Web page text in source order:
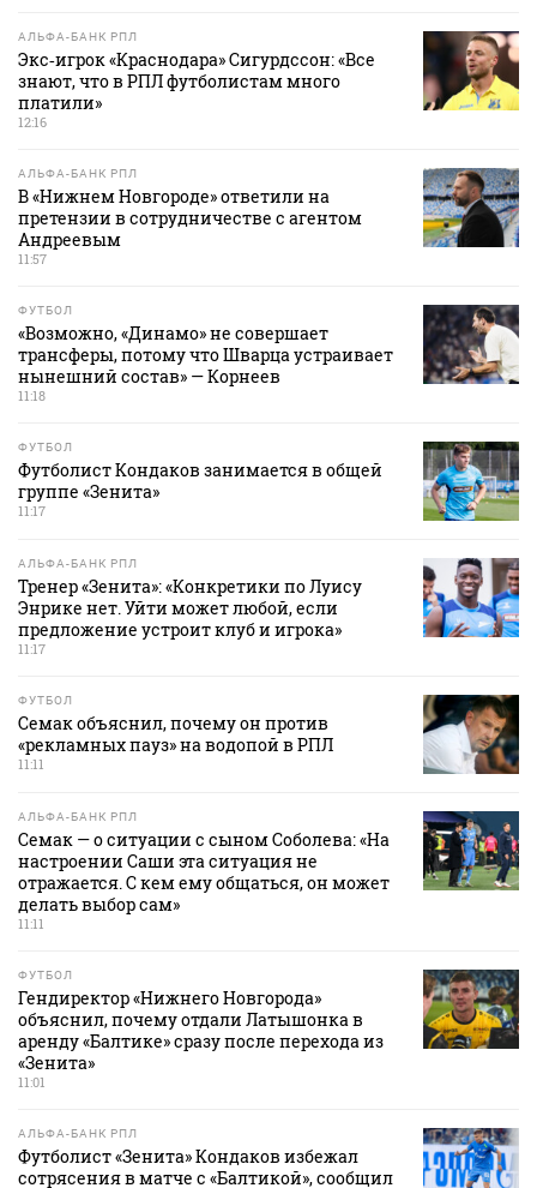
АЛЬФА-БАНК РПЛ
Экс‑игрок «Краснодара» Сигурдссон: «Все
знают, что в РПЛ футболистам много
платили»
12:16
АЛЬФА-БАНК РПЛ
В «Нижнем Новгороде» ответили на
претензии в сотрудничестве с агентом
Андреевым
11:57
ФУТБОЛ
«Возможно, «Динамо» не совершает
трансферы, потому что Шварца устраивает
нынешний состав» — Корнеев
11:18
ФУТБОЛ
Футболист Кондаков занимается в общей
группе «Зенита»
11:17
АЛЬФА-БАНК РПЛ
Тренер «Зенита»: «Конкретики по Луису
Энрике нет. Уйти может любой, если
предложение устроит клуб и игрока»
11:17
ФУТБОЛ
Семак объяснил, почему он против
«рекламных пауз» на водопой в РПЛ
11:11
АЛЬФА-БАНК РПЛ
Семак — о ситуации с сыном Соболева: «На
настроении Саши эта ситуация не
отражается. С кем ему общаться, он может
делать выбор сам»
11:11
ФУТБОЛ
Гендиректор «Нижнего Новгорода»
объяснил, почему отдали Латышонка в
аренду «Балтике» сразу после перехода из
«Зенита»
11:01
АЛЬФА-БАНК РПЛ
Футболист «Зенита» Кондаков избежал
сотрясения в матче с «Балтикой», сообщил